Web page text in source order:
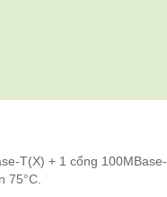
T(X) + 1 cổng 100MBase-
75°C.